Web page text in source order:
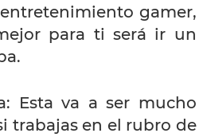
gamer,
para ti será ir un
Esta va a ser mucho
trabajas en el rubro de